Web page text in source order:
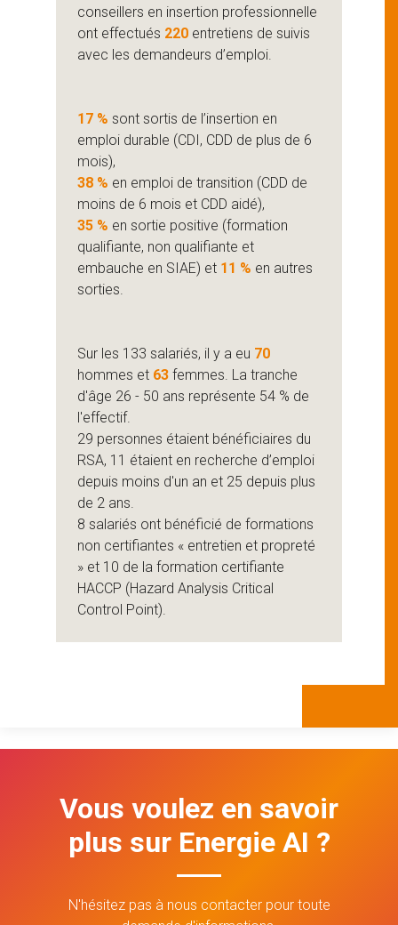
conseillers en insertion professionnelle
ont effectués 220 entretiens de suivis
avec les demandeurs d’emploi.
17 % sont sortis de l’insertion en
emploi durable (CDI, CDD de plus de 6
mois),
38 % en emploi de transition (CDD de
moins de 6 mois et CDD aidé),
35 % en sortie positive (formation
qualifiante, non qualifiante et
embauche en SIAE) et 11 % en autres
sorties.
Sur les 133 salariés, il y a eu 70
hommes et 63 femmes. La tranche
d'âge 26 - 50 ans représente 54 % de
l'effectif.
29 personnes étaient bénéficiaires du
RSA, 11 étaient en recherche d’emploi
depuis moins d'un an et 25 depuis plus
de 2 ans.
8 salariés ont bénéficié de formations
non certifiantes « entretien et propreté
» et 10 de la formation certifiante
HACCP (Hazard Analysis Critical
Control Point).
Vous voulez en savoir
plus sur Energie AI ?
N'hésitez pas à nous contacter pour toute